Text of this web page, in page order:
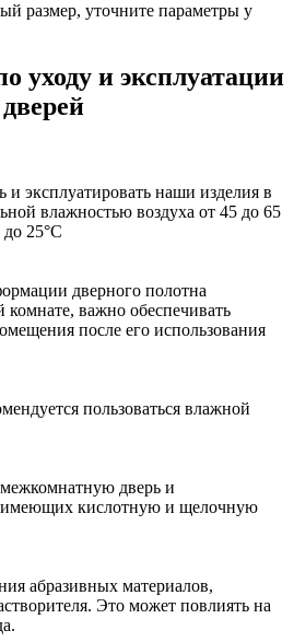
размер, уточните параметры у
уходу и эксплуатации
эксплуатировать наши изделия в
влажностью воздуха от 45 до 65
25°C
дверного полотна
комнате, важно обеспечивать
после его использования
пользоваться влажной
дверь и
кислотную и щелочную
абразивных материалов,
Это может повлиять на